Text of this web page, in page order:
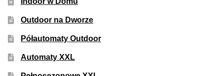
Outdoor na Dworze
Półautomaty Outdoor
Automaty XXL